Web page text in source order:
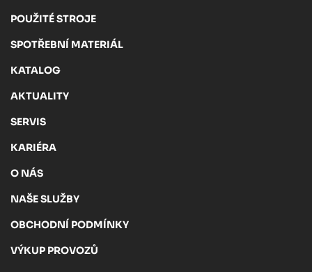
POUŽITÉ STROJE
SPOTŘEBNÍ MATERIÁL
KATALOG
AKTUALITY
SERVIS
KARIÉRA
O NÁS
NAŠE SLUŽBY
OBCHODNÍ PODMÍNKY
VÝKUP PROVOZŮ